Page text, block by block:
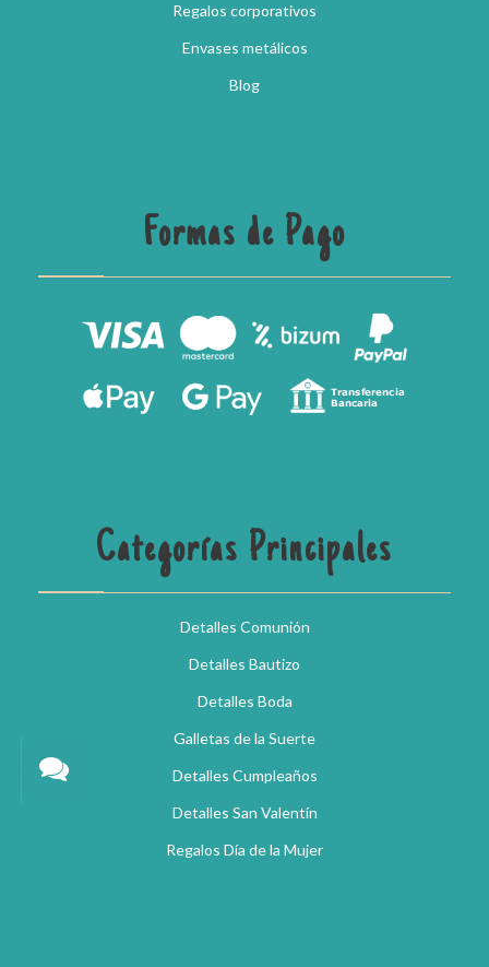
Regalos corporativos
Envases metálicos
Blog
Formas de Pago
Categorías Principales
Detalles Comunión
Detalles Bautizo
Detalles Boda
Galletas de la Suerte
Detalles Cumpleaños
Detalles San Valentín
Regalos Día de la Mujer